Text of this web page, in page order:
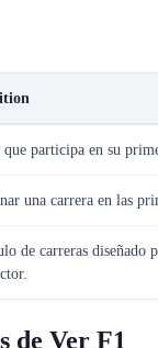
participa en su
una carrera en las
de carreras diseñado
de Ver F1